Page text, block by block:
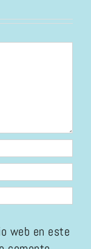
web en este